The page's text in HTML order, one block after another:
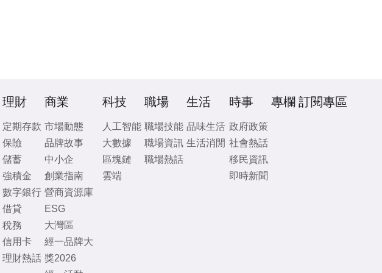
理財
定期存款
保險
儲蓄
強積金
數字銀行
借貸
稅務
信用卡
理財熱話
商業
市場動態
品牌故事
中小企
創業指南
營商資源庫
ESG
大灣區
經一品牌大
獎2026
科技
人工智能
大數據
區塊鏈
雲端
職場
職場技能
職場資訊
職場熱話
生活
品味生活
生活消閒
時事
政府政策
社會熱話
移民資訊
即時新聞
專欄 訂閱專區